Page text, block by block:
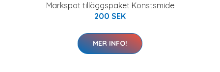
Markspot tilläggspaket Konstsmide
200 SEK
MER INFO!